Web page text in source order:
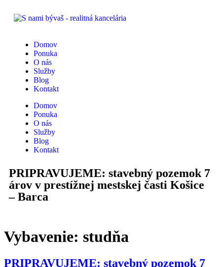
Domov
Ponuka
O nás
Služby
Blog
Kontakt
Domov
Ponuka
O nás
Služby
Blog
Kontakt
PRIPRAVUJEME: stavebný pozemok 7
árov v prestížnej mestskej časti Košice
– Barca
Vybavenie: studňa
PRIPRAVUJEME: stavebný pozemok 7